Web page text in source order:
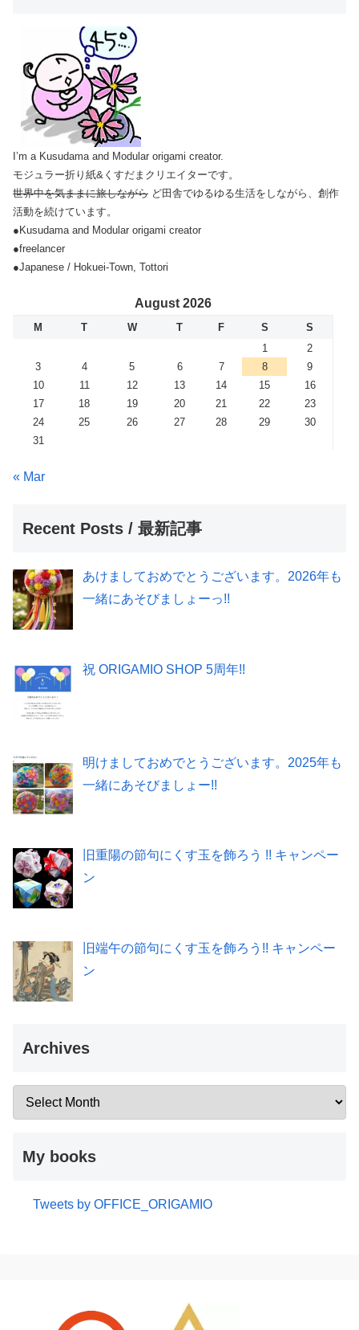
I’m a Kusudama and Modular origami creator.
モジュラー折り紙&くすだまクリエイターです。
世界中を気ままに旅しながら ど田舎でゆるゆる生活をしながら、創作
活動を続けています。
●Kusudama and Modular origami creator
●freelancer
●Japanese / Hokuei-Town, Tottori
August 2026
M T W T F S
S
1
2
3
4 5 6 7 8
9
10
11 12 13 14 15
16
17
18 19 20 21 22
23
24
25 26 27 28 29
30
31
« Mar
Recent Posts / 最新記事
あけましておめでとうございます。2026年も
一緒にあそびましょーっ!!
祝 ORIGAMIO SHOP 5周年!!
明けましておめでとうございます。2025年も
一緒にあそびましょー!!
旧重陽の節句にくす玉を飾ろう !! キャンペー
ン
旧端午の節句にくす玉を飾ろう!! キャンペー
ン
Archives
My books
Tweets by OFFICE_ORIGAMIO